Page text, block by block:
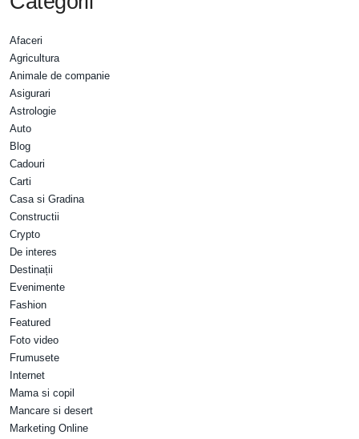
Afaceri
Agricultura
Animale de companie
Asigurari
Astrologie
Auto
Blog
Cadouri
Carti
Casa si Gradina
Constructii
Crypto
De interes
Destinații
Evenimente
Fashion
Featured
Foto video
Frumusete
Internet
Mama si copil
Mancare si desert
Marketing Online